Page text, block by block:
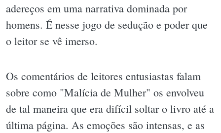
adereços em uma narrativa dominada por
homens. É nesse jogo de sedução e poder que
o leitor se vê imerso.
Os comentários de leitores entusiastas falam
sobre como "Malícia de Mulher" os envolveu
de tal maneira que era difícil soltar o livro até a
última página. As emoções são intensas, e as